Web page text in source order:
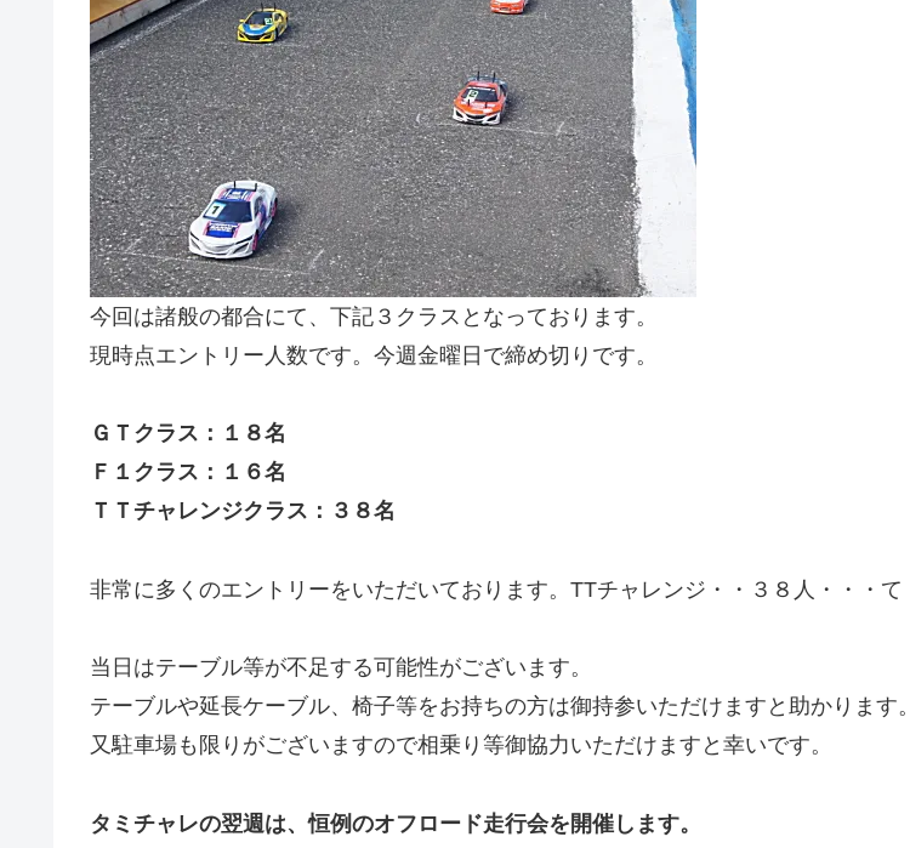
今回は諸般の都合にて、下記３クラスとなっております。
現時点エントリー人数です。今週金曜日で締め切りです。
ＧＴクラス：１８名
Ｆ１クラス：１６名
ＴＴチャレンジクラス：３８名
非常に多くのエントリーをいただいております。TTチャレンジ・・３８人・・・て
当日はテーブル等が不足する可能性がございます。
テーブルや延長ケーブル、椅子等をお持ちの方は御持参いただけますと助かります。
又駐車場も限りがございますので相乗り等御協力いただけますと幸いです。
タミチャレの翌週は、恒例のオフロード走行会を開催します。